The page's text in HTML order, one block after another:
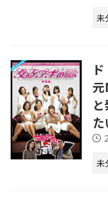
未
未